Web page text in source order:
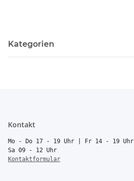
Kategorien
Kontakt
Mo - Do 17 - 19 Uhr | Fr 14 - 19 Uhr
Sa 09 - 12 Uhr
Kontaktformular